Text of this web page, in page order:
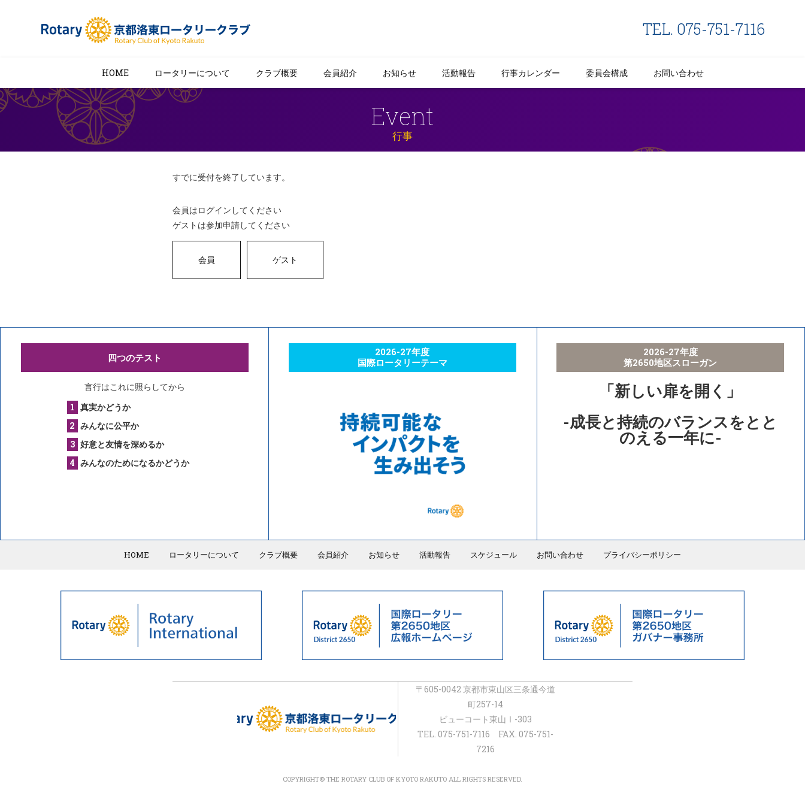
TEL. 075-751-7116
HOME ロータリーについて クラブ概要 会員紹介 お知らせ 活動報告 行事カレンダー 委員会構成 お問い合わせ
Event
行事
すでに受付を終了しています。
会員はログインしてください
ゲストは参加申請してください
四つのテスト
言行はこれに照らしてから
真実かどうか
みんなに公平か
好意と友情を深めるか
みんなのためになるかどうか
2026-27年度
国際ロータリーテーマ
2026-27年度
第2650地区スローガン
「新しい扉を開く」
-成長と持続のバランスをとと
のえる一年に-
HOME ロータリーについて クラブ概要 会員紹介 お知らせ 活動報告 スケジュール お問い合わせ プライバシーポリシー
〒605-0042 京都市東山区三条通今道
町257-14
ビューコート東山Ⅰ-303
TEL. 075-751-7116 FAX. 075-751-
7216
COPYRIGHT© THE ROTARY CLUB OF KYOTO RAKUTO ALL RIGHTS RESERVED.